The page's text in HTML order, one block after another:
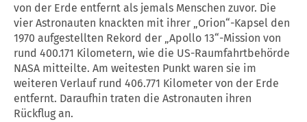
von der Erde entfernt als jemals Menschen zuvor. Die
vier Astronauten knackten mit ihrer „Orion“-Kapsel den
1970 aufgestellten Rekord der „Apollo 13“-Mission von
rund 400.171 Kilometern, wie die US-Raumfahrtbehörde
NASA mitteilte. Am weitesten Punkt waren sie im
weiteren Verlauf rund 406.771 Kilometer von der Erde
entfernt. Daraufhin traten die Astronauten ihren
Rückflug an.